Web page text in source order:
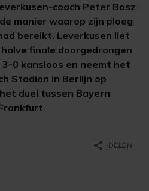
coach Peter Bosz
manier waarop zijn ploeg
bereikt. Leverkusen liet
finale doorgedrongen
3-0 kansloos en neemt het
Stadion in Berlijn op
duel tussen Bayern
share DELEN